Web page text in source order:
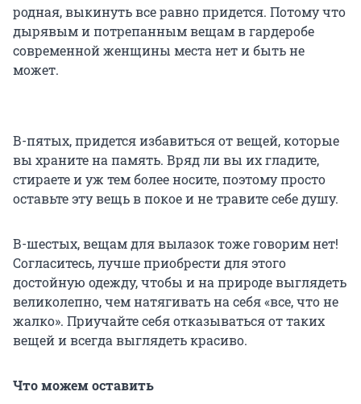
родная, выкинуть все равно придется. Потому что
дырявым и потрепанным вещам в гардеробе
современной женщины места нет и быть не
может.
В-пятых, придется избавиться от вещей, которые
вы храните на память. Вряд ли вы их гладите,
стираете и уж тем более носите, поэтому просто
оставьте эту вещь в покое и не травите себе душу.
В-шестых, вещам для вылазок тоже говорим нет!
Согласитесь, лучше приобрести для этого
достойную одежду, чтобы и на природе выглядеть
великолепно, чем натягивать на себя «все, что не
жалко». Приучайте себя отказываться от таких
вещей и всегда выглядеть красиво.
Что можем оставить